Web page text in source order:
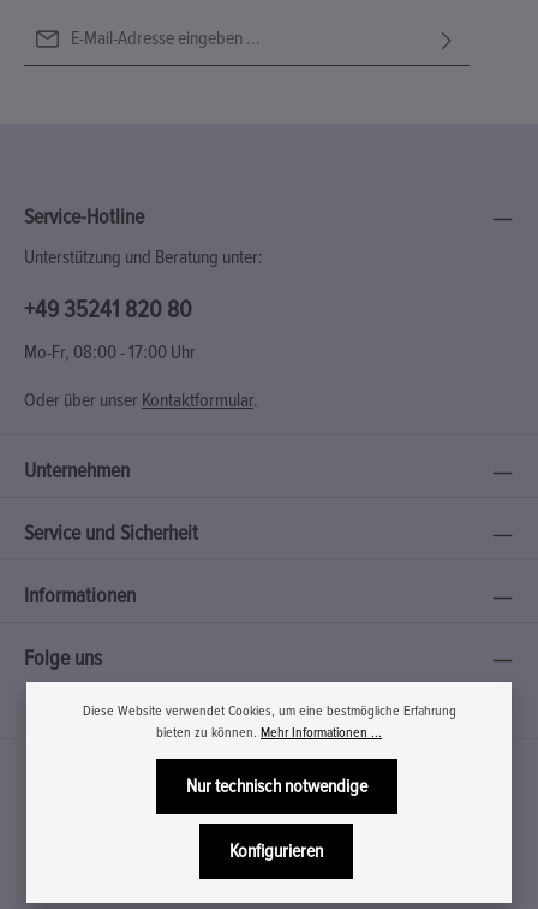
E-Mail-Adresse*
Service-Hotline
Unterstützung und Beratung unter:
+49 35241 820 80
Mo-Fr, 08:00 - 17:00 Uhr
Oder über unser Kontaktformular.
Unternehmen
Service und Sicherheit
Informationen
Folge uns
Diese Website verwendet Cookies, um eine bestmögliche Erfahrung
bieten zu können. Mehr Informationen ...
Nur technisch notwendige
Konfigurieren